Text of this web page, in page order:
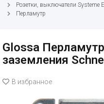
Розетки, выключатели Systeme
Перламутр
Glossa
заземления
В избранное